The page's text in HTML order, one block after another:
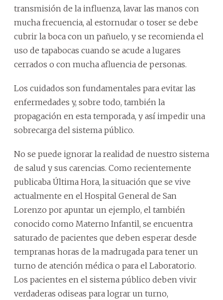
transmisión de la influenza, lavar las manos con
mucha frecuencia, al estornudar o toser se debe
cubrir la boca con un pañuelo, y se recomienda el
uso de tapabocas cuando se acude a lugares
cerrados o con mucha afluencia de personas.
Los cuidados son fundamentales para evitar las
enfermedades y, sobre todo, también la
propagación en esta temporada, y así impedir una
sobrecarga del sistema público.
No se puede ignorar la realidad de nuestro sistema
de salud y sus carencias. Como recientemente
publicaba Última Hora, la situación que se vive
actualmente en el Hospital General de San
Lorenzo por apuntar un ejemplo, el también
conocido como Materno Infantil, se encuentra
saturado de pacientes que deben esperar desde
tempranas horas de la madrugada para tener un
turno de atención médica o para el Laboratorio.
Los pacientes en el sistema público deben vivir
verdaderas odiseas para lograr un turno,